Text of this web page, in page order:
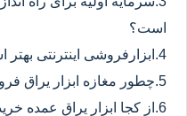
است؟
4.ابزارفروشی اینترنتی بهتر است یا مغازه ابزار یراق؟
5.چطور مغازه ابزار یراق فروشی راه اندازی کنیم؟
6.از کجا ابزار یراق عمده خریداری کنیم؟